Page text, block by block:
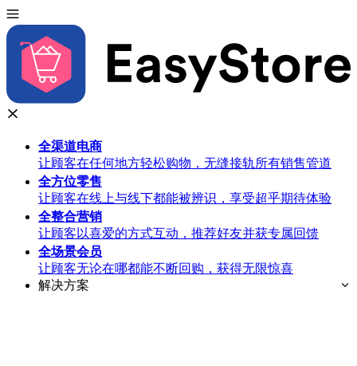
全渠道电商
让顾客在任何地方轻松购物，无缝接轨所有销售管道
全方位零售
让顾客在线上与线下都能被辨识，享受超乎期待体验
全整合营销
让顾客以喜爱的方式互动，推荐好友并获专属回馈
全场景会员
让顾客无论在哪都能不断回购，获得无限惊喜
解决方案